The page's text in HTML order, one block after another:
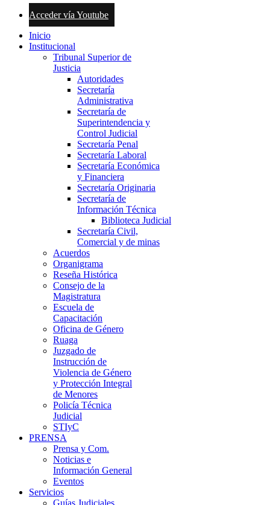
Acceder vía Youtube
Inicio
Institucional
Tribunal Superior de
Justicia
Autoridades
Secretaría
Administrativa
Secretaría de
Superintendencia y
Control Judicial
Secretaría Penal
Secretaría Laboral
Secretaría Económica
y Financiera
Secretaría Originaria
Secretaría de
Información Técnica
Biblioteca Judicial
Secretaría Civil,
Comercial y de minas
Acuerdos
Organigrama
Reseña Histórica
Consejo de la
Magistratura
Escuela de
Capacitación
Oficina de Género
Ruaga
Juzgado de
Instrucción de
Violencia de Género
y Protección Integral
de Menores
Policía Técnica
Judicial
STIyC
PRENSA
Prensa y Com.
Noticias e
Información General
Eventos
Servicios
Guías Judiciales